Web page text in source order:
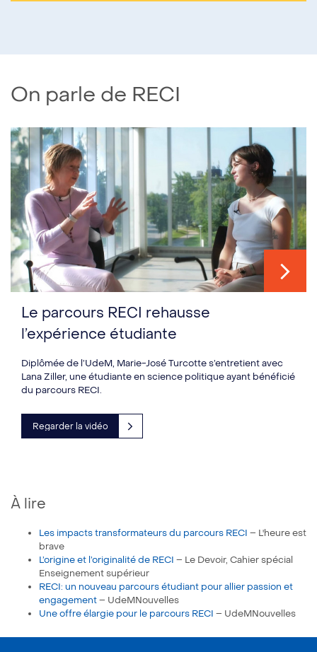
On parle de RECI
Le parcours RECI rehausse
l’expérience étudiante
Diplômée de l’UdeM, Marie-José Turcotte s’entretient avec
Lana Ziller, une étudiante en science politique ayant bénéficié
du parcours RECI.
Regarder la vidéo
À lire
Les impacts transformateurs du parcours RECI – L'heure est
brave
L’origine et l’originalité de RECI – Le Devoir, Cahier spécial
Enseignement supérieur
RECI: un nouveau parcours étudiant pour allier passion et
engagement– UdeMNouvelles
Une offre élargie pour le parcours RECI – UdeMNouvelles